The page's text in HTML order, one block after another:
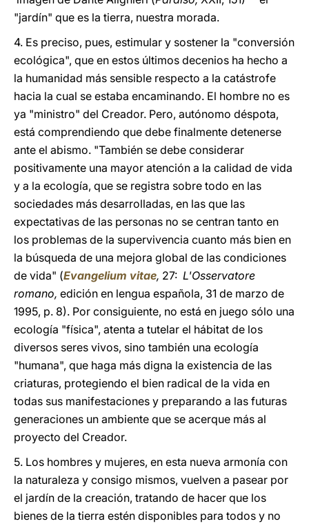
"jardín" que es la tierra, nuestra morada.
4. Es preciso, pues, estimular y sostener la "conversión
ecológica", que en estos últimos decenios ha hecho a
la humanidad más sensible respecto a la catástrofe
hacia la cual se estaba encaminando. El hombre no es
ya "ministro" del Creador. Pero, autónomo déspota,
está comprendiendo que debe finalmente detenerse
ante el abismo. "También se debe considerar
positivamente una mayor atención a la calidad de vida
y a la ecología, que se registra sobre todo en las
sociedades más desarrolladas, en las que las
expectativas de las personas no se centran tanto en
los problemas de la supervivencia cuanto más bien en
la búsqueda de una mejora global de las condiciones
de vida" (Evangelium vitae, 27: L'Osservatore
romano, edición en lengua española, 31 de marzo de
1995, p. 8). Por consiguiente, no está en juego sólo una
ecología "física", atenta a tutelar el hábitat de los
diversos seres vivos, sino también una ecología
"humana", que haga más digna la existencia de las
criaturas, protegiendo el bien radical de la vida en
todas sus manifestaciones y preparando a las futuras
generaciones un ambiente que se acerque más al
proyecto del Creador.
5. Los hombres y mujeres, en esta nueva armonía con
la naturaleza y consigo mismos, vuelven a pasear por
el jardín de la creación, tratando de hacer que los
bienes de la tierra estén disponibles para todos y no